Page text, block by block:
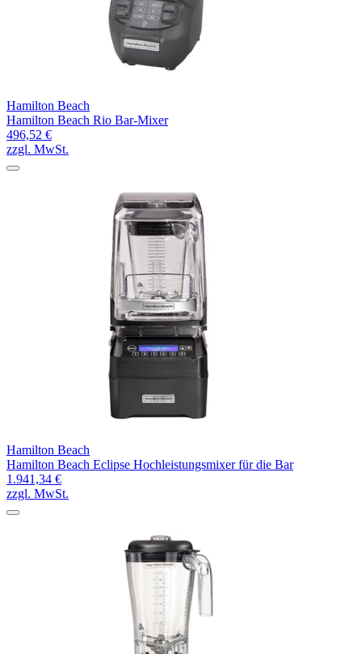
Hamilton Beach
Hamilton Beach Rio Bar-Mixer
496,52 €
zzgl. MwSt.
Hamilton Beach
Hamilton Beach Eclipse Hochleistungsmixer für die Bar
1.941,34 €
zzgl. MwSt.